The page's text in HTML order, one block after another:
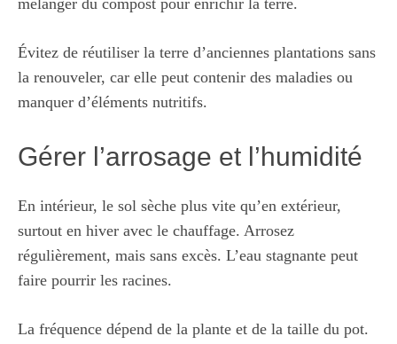
mélanger du compost pour enrichir la terre.
Évitez de réutiliser la terre d’anciennes plantations sans
la renouveler, car elle peut contenir des maladies ou
manquer d’éléments nutritifs.
Gérer l’arrosage et l’humidité
En intérieur, le sol sèche plus vite qu’en extérieur,
surtout en hiver avec le chauffage. Arrosez
régulièrement, mais sans excès. L’eau stagnante peut
faire pourrir les racines.
La fréquence dépend de la plante et de la taille du pot.